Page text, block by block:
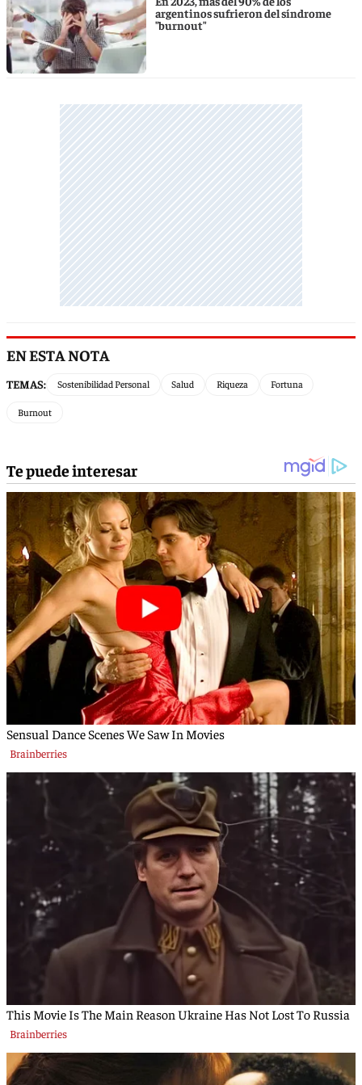
argentinos sufrieron del síndrome
"burnout"
EN ESTA NOTA
TEMAS: Sostenibilidad Personal Salud Riqueza Fortuna
Burnout